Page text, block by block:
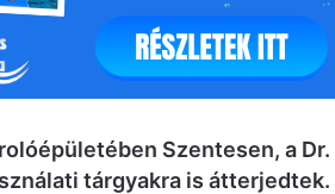
Szentesen, a Dr.
tárgyakra is átterjedtek.